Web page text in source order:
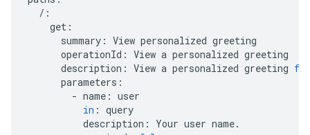
/ :
get :
summary : View personalized greeting
operationId : View a personalized greeting
description : View a personalized greeting for
parameters :
- name : user
in : query
description : Your user name.